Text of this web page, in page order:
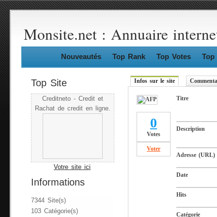
Monsite.net : Annuaire
Nouveautés Top Rank Top Votes Top
Top Site
Creditneto - Credit et
Rachat de credit en ligne.
Votre site ici
Informations
7344 Site(s)
103 Catégorie(s)
Infos sur le site
0
Votes
Voter
Titre
Description
Adresse
Date
Hits
Catégorie